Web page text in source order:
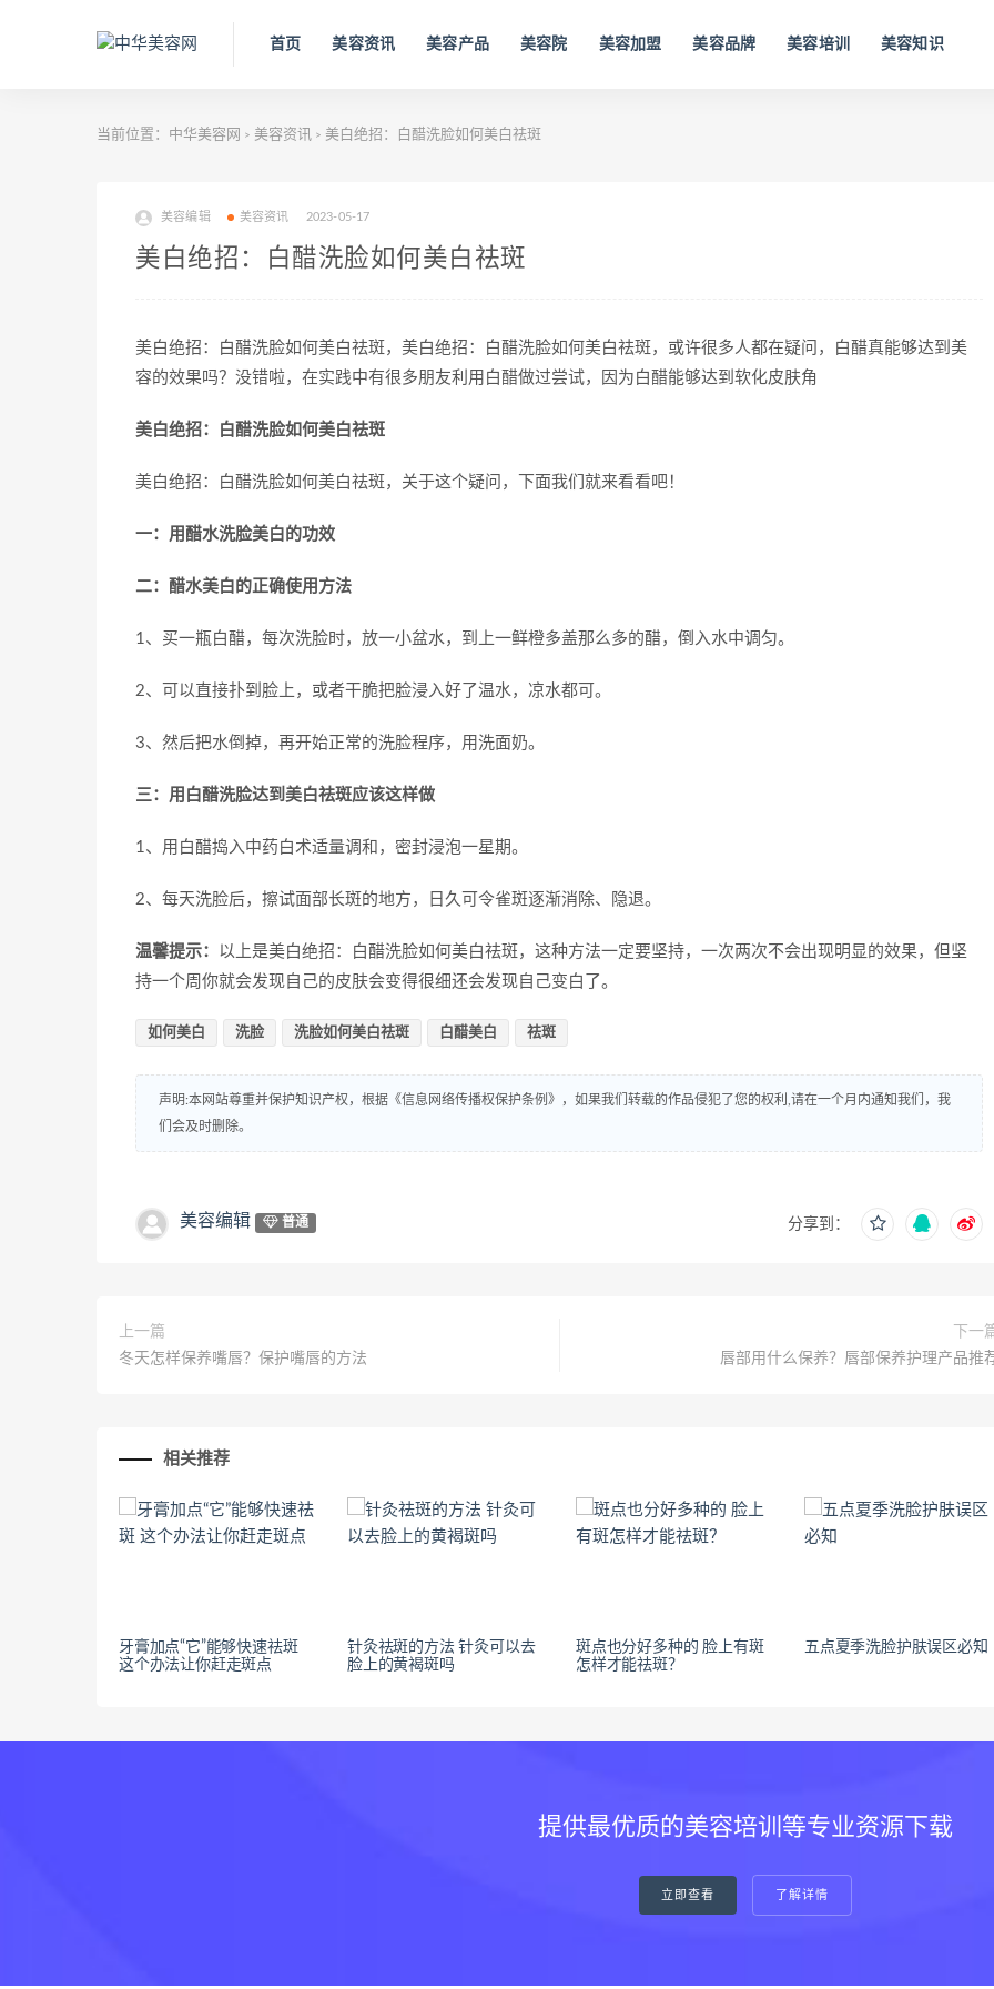
首页 美容资讯 美容产品 美容院 美容加盟 美容品牌 美容培训 美容知识
当前位置： 中华美容网 > 美容资讯 > 美白绝招：白醋洗脸如何美白祛斑
美容编辑 美容资讯 2023-05-17
美白绝招：白醋洗脸如何美白祛斑
美白绝招：白醋洗脸如何美白祛斑，美白绝招：白醋洗脸如何美白祛斑，或许很多人都在疑问，白醋真能够达到美
容的效果吗？没错啦，在实践中有很多朋友利用白醋做过尝试，因为白醋能够达到软化皮肤角
美白绝招：白醋洗脸如何美白祛斑
美白绝招：白醋洗脸如何美白祛斑，关于这个疑问，下面我们就来看看吧！
一：用醋水洗脸美白的功效
二：醋水美白的正确使用方法
1、买一瓶白醋，每次洗脸时，放一小盆水，到上一鲜橙多盖那么多的醋，倒入水中调匀。
2、可以直接扑到脸上，或者干脆把脸浸入好了温水，凉水都可。
3、然后把水倒掉，再开始正常的洗脸程序，用洗面奶。
三：用白醋洗脸达到美白祛斑应该这样做
1、用白醋捣入中药白术适量调和，密封浸泡一星期。
2、每天洗脸后，擦试面部长斑的地方，日久可令雀斑逐渐消除、隐退。
温馨提示： 以上是美白绝招：白醋洗脸如何美白祛斑，这种方法一定要坚持，一次两次不会出现明显的效果，但坚
持一个周你就会发现自己的皮肤会变得很细还会发现自己变白了。
如何美白 洗脸 洗脸如何美白祛斑 白醋美白 祛斑
声明:本网站尊重并保护知识产权，根据《信息网络传播权保护条例》，如果我们转载的作品侵犯了您的权利,请在一个月内通知我们，我
们会及时删除。
美容编辑 普通 分享到：
上一篇
冬天怎样保养嘴唇？保护嘴唇的方法
下一
唇部用什么保养？唇部保养护理产品推
相关推荐
牙膏加点“它”能够快速祛斑
这个办法让你赶走斑点
针灸祛斑的方法 针灸可以去
脸上的黄褐斑吗
斑点也分好多种的 脸上有斑
怎样才能祛斑？
五点夏季洗脸护肤误区必知
提供最优质的美容培训等专业资源下载
立即查看 了解详情